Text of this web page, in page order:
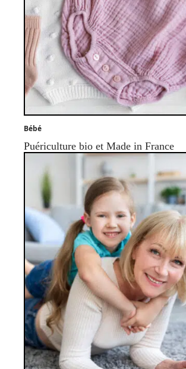
Bébé
Puériculture bio et Made in France